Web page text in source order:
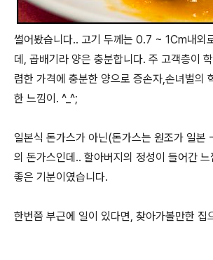
썰어봤습니다.. 고기 두께는 0.7 ~ 1Cm내외
데, 곱배기라 양은 충분합니다. 주 고객층이
렴한 가격에 충분한 양으로 증손자,손녀벌의
한 느낌이. ^_^;
일본식 돈가스가 아닌(돈가스는 원조가 일본
의 돈가스인데.. 할아버지의 정성이 들어간
좋은 기분이였습니다.
한번쯤 부근에 일이 있다면, 찾아가볼만한 집